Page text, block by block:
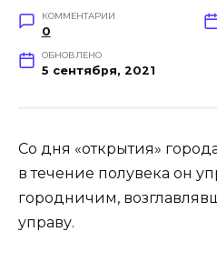
КОММЕНТАРИИ
0
ОБНОВЛЕНО
5 сентября, 2021
Со дня «открытия»
в течение полувека он
городничим,
управу.